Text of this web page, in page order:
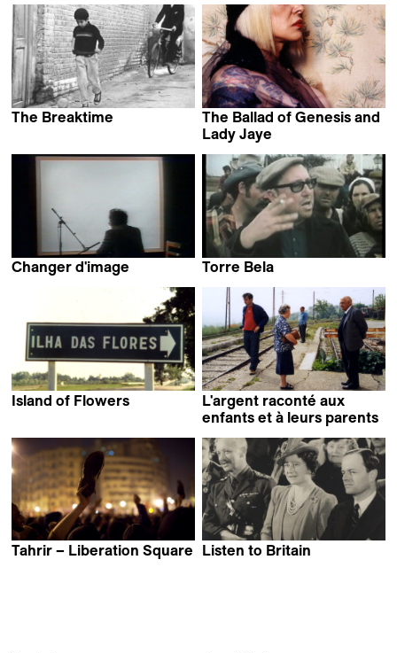
The Breaktime
The Ballad of Genesis and
Lady Jaye
Changer d'image
Torre Bela
Island of Flowers
L'argent raconté aux
enfants et à leurs parents
Tahrir – Liberation Square
Listen to Britain